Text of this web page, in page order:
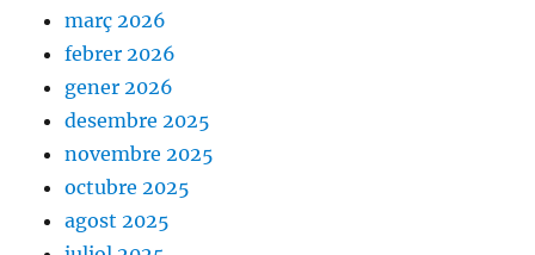
març 2026
febrer 2026
gener 2026
desembre 2025
novembre 2025
octubre 2025
agost 2025